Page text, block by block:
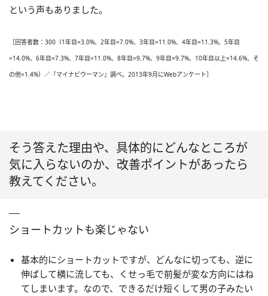
という声もありました。
［回答者数：300（1年目=3.0%、2年目=7.0%、3年目=11.0%、4年目=11.3%、5年目
=14.0%、6年目=7.3%、7年目=11.0%、8年目=9.7%、9年目=9.7%、10年目以上=14.6%、そ
の他=1.4%）／『マイナビウーマン』調べ。2013年9月にWebアンケート］
そう答えた理由や、具体的にどんなところが
気に入らないのか、改善ポイントがあったら
教えてください。
ショートカットも楽じゃない
基本的にショートカットですが、どんなに切っても、逆に
伸ばして横に流しても、くせっ毛で前髪が変な方向にはね
てしまいます。なので、できるだけ短くして男の子みたい